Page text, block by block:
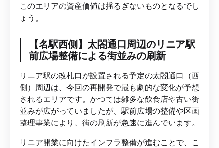
このエリアの資産価値は揺るぎないものとなるでし
ょう。
【名駅西側】太閤通口周辺のリニア駅
前広場整備による街並みの刷新
リニア駅の改札口が設置される予定の太閤通口（西
側）周辺は、今回の再開発で最も劇的な変化が予想
されるエリアです。かつては雑多な飲食店や古い街
並みが広がっていましたが、駅前広場の整備や区画
整理事業により、街の刷新が急速に進んでいます。
リニア開業に向けたインフラ整備が進むことで、こ